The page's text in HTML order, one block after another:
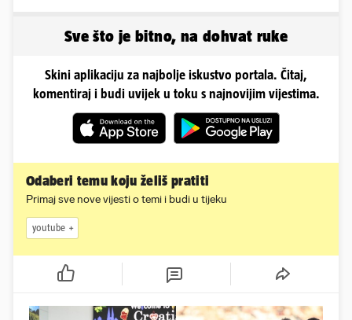
Sve što je bitno, na dohvat ruke
Skini aplikaciju za najbolje iskustvo portala. Čitaj,
komentiraj i budi uvijek u toku s najnovijim vijestima.
Odaberi temu koju želiš pratiti
Primaj sve nove vijesti o temi i budi u tijeku
youtube